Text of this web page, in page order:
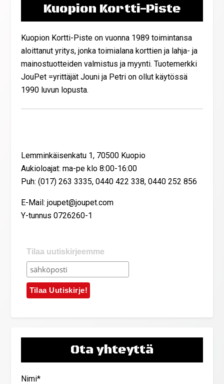
Kuopion Kortti-Piste
Kuopion Kortti-Piste on vuonna 1989 toimintansa
aloittanut yritys, jonka toimialana korttien ja lahja- ja
mainostuotteiden valmistus ja myynti. Tuotemerkki
JouPet =yrittäjät Jouni ja Petri on ollut käytössä
1990 luvun lopusta.
Lemminkäisenkatu 1, 70500 Kuopio
Aukioloajat: ma-pe klo 8:00-16:00
Puh: (017) 263 3335, 0440 422 338, 0440 252 856
E-Mail: joupet@joupet.com
Y-tunnus 0726260-1
Tilaa uutiskirjeemme
Ota yhteyttä
Nimi*